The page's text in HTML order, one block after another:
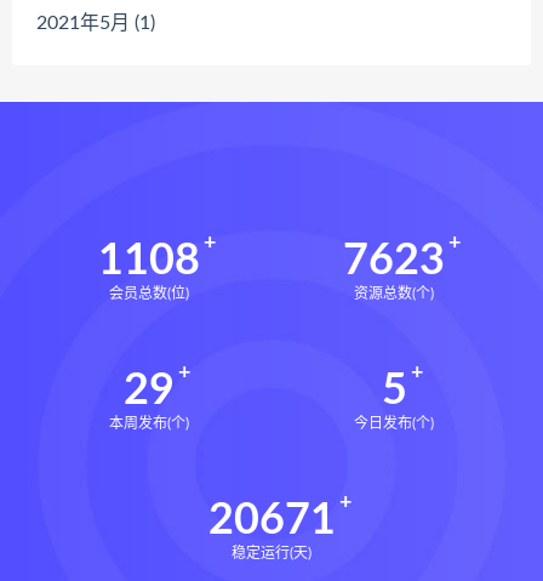
2021年5月 (1)
1108
会员总数(位)
7623
资源总数(个)
29
本周发布(个)
5
今日发布(个)
20671
稳定运行(天)